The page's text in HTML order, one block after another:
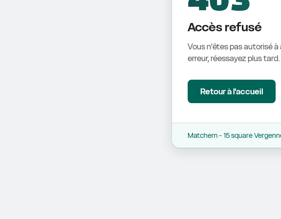
Accès refusé
Vous n'êtes pas autorisé
erreur, réessayez plus tard.
Retour à l'accueil
Matchem - 15 square